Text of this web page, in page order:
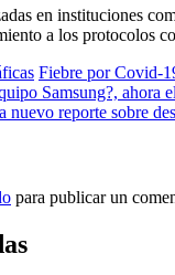
en instituciones
a los protocolos
Fiebre por Covid-
Samsung?, ahora
nuevo reporte sobre
para publicar un